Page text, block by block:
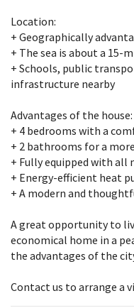
Location:
+ Geographically
+ The sea is about a 15-
+ Schools, public
infrastructure nearby
Advantages of the house:
+ 4 bedrooms with a
+ 2 bathrooms for a
+ Fully equipped with all
+ Energy-efficient heat
+ A modern and
A great opportunity to
economical home in a
the advantages of the
Contact us to arrange a